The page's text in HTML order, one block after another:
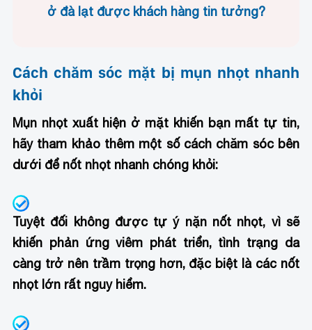
ở đà lạt được khách hàng tin tưởng?
Cách chăm sóc mặt bị mụn nhọt nhanh
khỏi
Mụn nhọt xuất hiện ở mặt khiến bạn mất tự tin,
hãy tham khảo thêm một số cách chăm sóc bên
dưới để nốt nhọt nhanh chóng khỏi:
Tuyệt đối không được tự ý nặn nốt nhọt, vì sẽ
khiến phản ứng viêm phát triển, tình trạng da
càng trở nên trầm trọng hơn, đặc biệt là các nốt
nhọt lớn rất nguy hiểm.